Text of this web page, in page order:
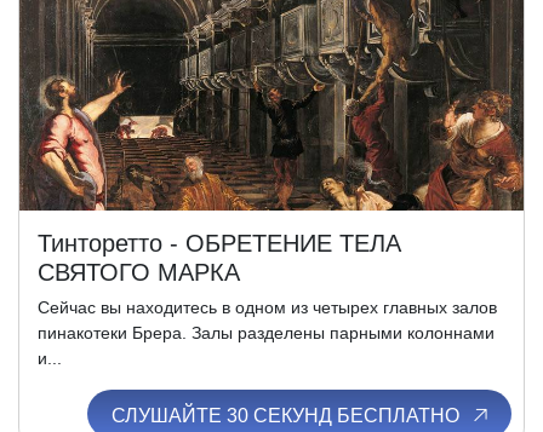
Тинторетто - ОБРЕТЕНИЕ ТЕЛА
СВЯТОГО МАРКА
Сейчас вы находитесь в одном из четырех главных залов
пинакотеки Брера. Залы разделены парными колоннами
и...
СЛУШАЙТЕ 30 СЕКУНД БЕСПЛАТНО